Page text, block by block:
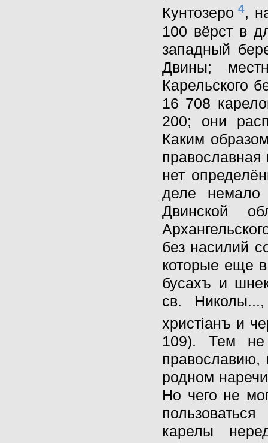
Кунтозеро 4,
100 вёрст в
западный
Двины;
Карельского
16 708
200; они
Каким
нет
деле немало
Двинской
без насилий
которые еще
бусахъ и
св.
христiанъ и
109). Тем не
православию,
родном
Но чего не
карелы